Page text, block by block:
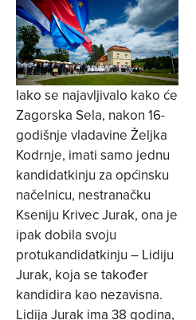
Iako se najavljivalo kako će
Zagorska Sela, nakon 16-
godišnje vladavine Željka
Kodrnje, imati samo jednu
kandidatkinju za općinsku
načelnicu, nestranačku
Kseniju Krivec Jurak, ona je
ipak dobila svoju
protukandidatkinju – Lidiju
Jurak, koja se također
kandidira kao nezavisna.
Lidija Jurak ima 38 godina,